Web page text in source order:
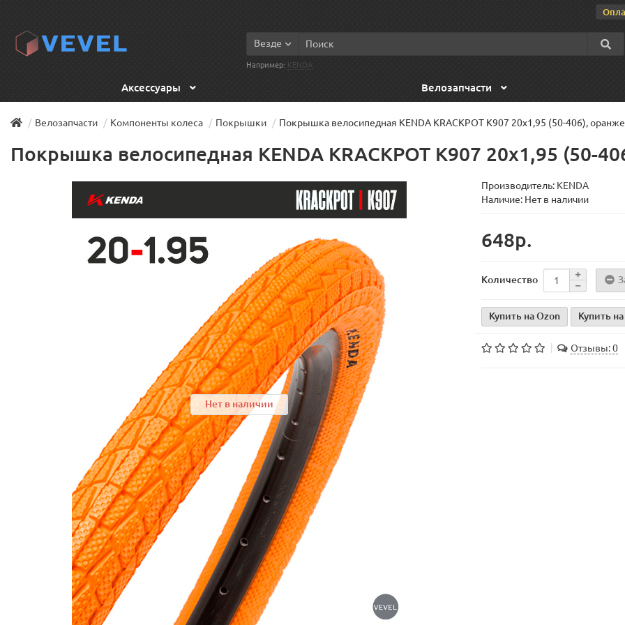
Везде
Например: KENDA
Аксессуары Велозапчасти
Велозапчасти Компоненты колеса Покрышки Покрышка велосипедная KENDA KRACKPOT K907 20x1,95 (50-406),
Покрышка велосипедная KENDA KRACKPOT K907 20x1,95 (50-
Нет в наличии
Производитель: KENDA
Наличие: Нет в наличии
648р.
Количество
Купить на Ozon Купить
Отзывы: 0